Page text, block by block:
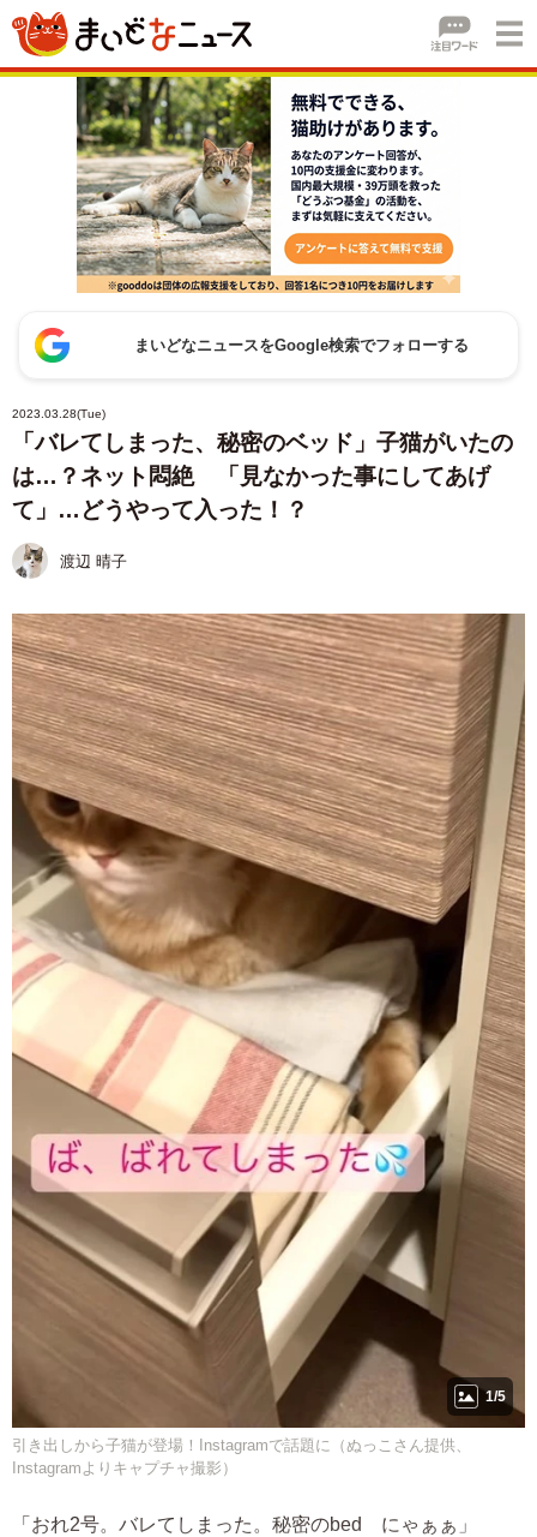
まいどなニュースをGoogle検索でフォローする
2023.03.28(Tue)
「バレてしまった、秘密のベッド」子猫がいたの
は…？ネット悶絶 「見なかった事にしてあげ
て」…どうやって入った！？
渡辺 晴子
1/5
引き出しから子猫が登場！Instagramで話題に（ぬっこさん提供、
Instagramよりキャプチャ撮影）
「おれ2号。バレてしまった。秘密のbed にゃぁぁ」